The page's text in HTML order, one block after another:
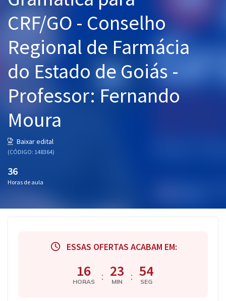
Graduação
Mentorias
Questões grátis
Conteúdo gratuito
Blog
CRF/GO - Conselho
Regional de Farmácia
do Estado de Goiás -
Professor: Fernando
Moura
Baixar edital
(CÓDIGO: 148364)
36
Horas de aula
ESSAS OFERTAS ACABAM EM:
16
HORAS : 23
MIN : 53
SEG